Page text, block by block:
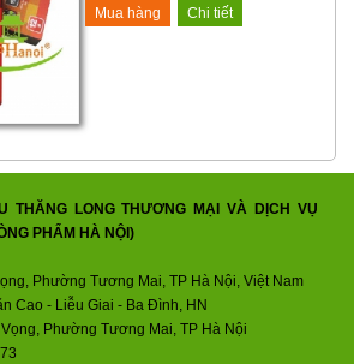
Mua hàng
Chi tiết
THĂNG LONG THƯƠNG MẠI VÀ DỊCH VỤ
PHẨM HÀ NỘI)
Phường Tương Mai, TP Hà Nội, Việt Nam
Cao - Liễu Giai - Ba Đình, HN
Phường Tương Mai, TP Hà Nội